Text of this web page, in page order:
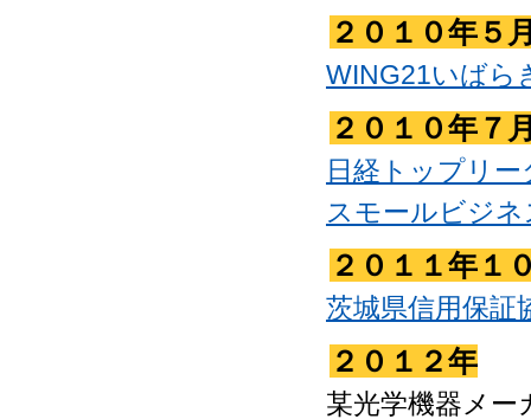
２０１０年５
WING21いばら
２０１０年７
日経トップリー
スモールビジネ
２０１１年１
茨城県信用保
２０１２年
某光学機器メー